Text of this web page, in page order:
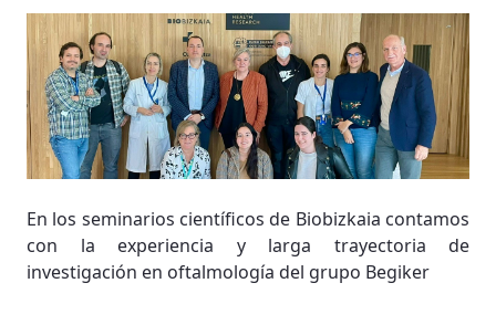
En los seminarios científicos de Biobizkaia contamos
con la experiencia y larga trayectoria de
investigación en oftalmología del grupo Begiker